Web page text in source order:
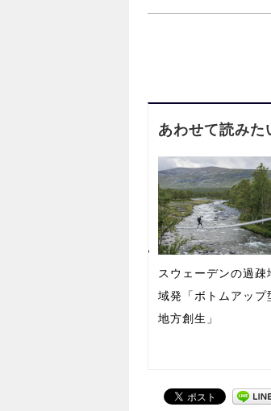
あわせて読みた
スウェーデンの過疎
域発「ボトムアップ
地方創生」